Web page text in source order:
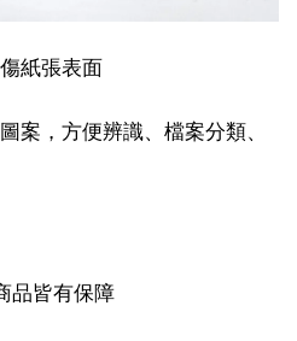
紙張表面
案，方便辨識、檔案分類、
品皆有保障